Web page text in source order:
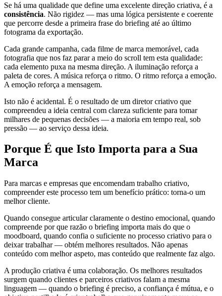
Se há uma qualidade que define uma excelente direção criativa, é a
consistência. Não rigidez — mas uma lógica persistente e coerente
que percorre desde a primeira frase do briefing até ao último
fotograma da exportação.
Cada grande campanha, cada filme de marca memorável, cada
fotografia que nos faz parar a meio do scroll tem esta qualidade:
cada elemento puxa na mesma direção. A iluminação reforça a
paleta de cores. A música reforça o ritmo. O ritmo reforça a emoção.
A emoção reforça a mensagem.
Isto não é acidental. É o resultado de um diretor criativo que
compreendeu a ideia central com clareza suficiente para tomar
milhares de pequenas decisões — a maioria em tempo real, sob
pressão — ao serviço dessa ideia.
Porque É que Isto Importa para a Sua
Marca
Para marcas e empresas que encomendam trabalho criativo,
compreender este processo tem um benefício prático: torna-o um
melhor cliente.
Quando consegue articular claramente o destino emocional, quando
compreende por que razão o briefing importa mais do que o
moodboard, quando confia o suficiente no processo criativo para o
deixar trabalhar — obtém melhores resultados. Não apenas
conteúdo com melhor aspeto, mas conteúdo que realmente faz algo.
A produção criativa é uma colaboração. Os melhores resultados
surgem quando clientes e parceiros criativos falam a mesma
linguagem — quando o briefing é preciso, a confiança é mútua, e o